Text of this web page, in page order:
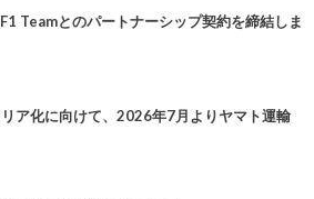
Teamとのパートナーシップ契約を締結しま
リア化に向けて、2026年7月よりヤマト運輸